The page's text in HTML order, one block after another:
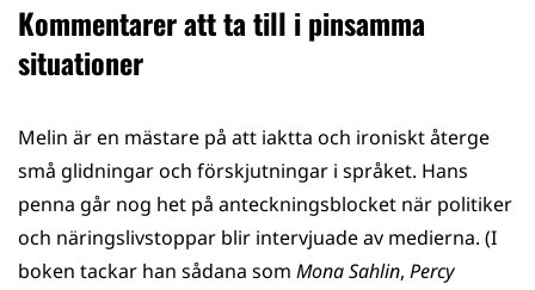
Kommentarer att ta till i pinsamma
situationer
Melin är en mästare på att iaktta och ironiskt återge
små glidningar och förskjutningar i språket. Hans
penna går nog het på anteckningsblocket när politiker
och näringslivstoppar blir intervjuade av medierna. (I
boken tackar han sådana som Mona Sahlin, Percy